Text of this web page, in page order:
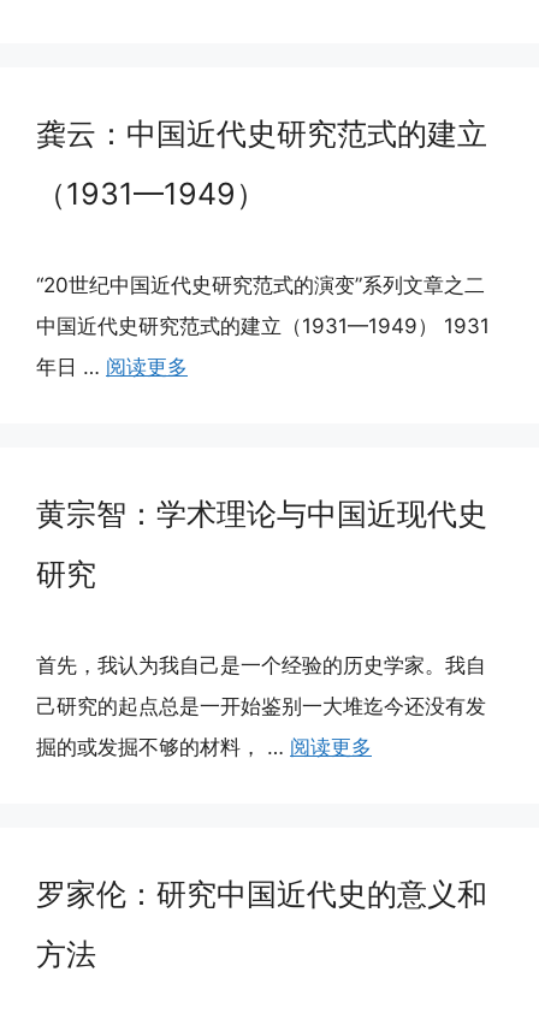
龚云：中国近代史研究范式的建立
（1931—1949）
“20世纪中国近代史研究范式的演变”系列文章之二
中国近代史研究范式的建立（1931—1949） 1931
年日 … 阅读更多
黄宗智：学术理论与中国近现代史
研究
首先，我认为我自己是一个经验的历史学家。我自
己研究的起点总是一开始鉴别一大堆迄今还没有发
掘的或发掘不够的材料， … 阅读更多
罗家伦：研究中国近代史的意义和
方法